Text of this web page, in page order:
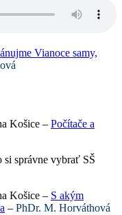
Vianoce samy,
Košice – Počítače a
si správne vybrať SŠ
Košice – S akým
– PhDr. M. Horváthová